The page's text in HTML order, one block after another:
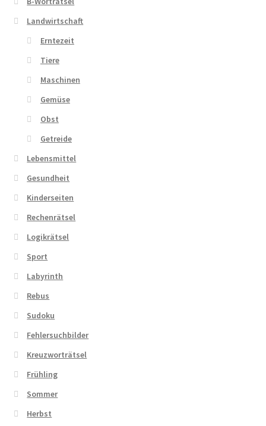
Landwirtschaft
Erntezeit
Tiere
Maschinen
Gemüse
Obst
Getreide
Lebensmittel
Gesundheit
Kinderseiten
Rechenrätsel
Logikrätsel
Sport
Labyrinth
Rebus
Sudoku
Fehlersuchbilder
Kreuzworträtsel
Frühling
Sommer
Herbst